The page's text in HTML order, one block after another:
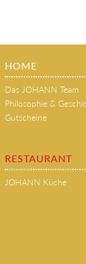
HOME
Das JOHANN Team
Philosophie &
Gutscheine
RESTAURANT
JOHANN Küche